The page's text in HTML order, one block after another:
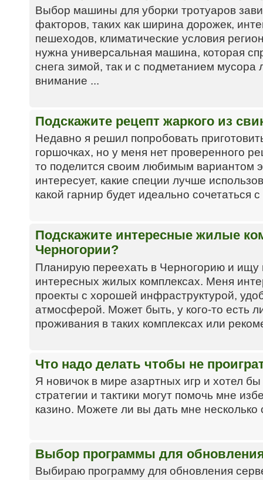
Выбор машины для уборки тротуаров
факторов, таких как ширина дорожек,
пешеходов, климатические условия
нужна универсальная машина, которая
снега зимой, так и с подметанием мусора
внимание ...
Подскажите рецепт жаркого из
Недавно я решил попробовать
горшочках, но у меня нет проверенного
то поделится своим любимым вариантом
интересует, какие специи лучше
какой гарнир будет идеально сочетаться
Подскажите интересные жилые
Черногории?
Планирую переехать в Черногорию и
интересных жилых комплексах. Меня
проекты с хорошей инфраструктурой,
атмосферой. Может быть, у кого-то есть
проживания в таких комплексах или
Что надо делать чтобы не
Я новичок в мире азартных игр и хотел бы
стратегии и тактики могут помочь мне
казино. Можете ли вы дать мне несколько
Выбор программы для
Выбираю программу для обновления